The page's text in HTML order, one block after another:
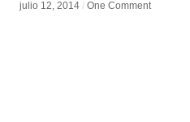
julio 12, 2014 / One Comment
julio 12, 2014 / One Comment